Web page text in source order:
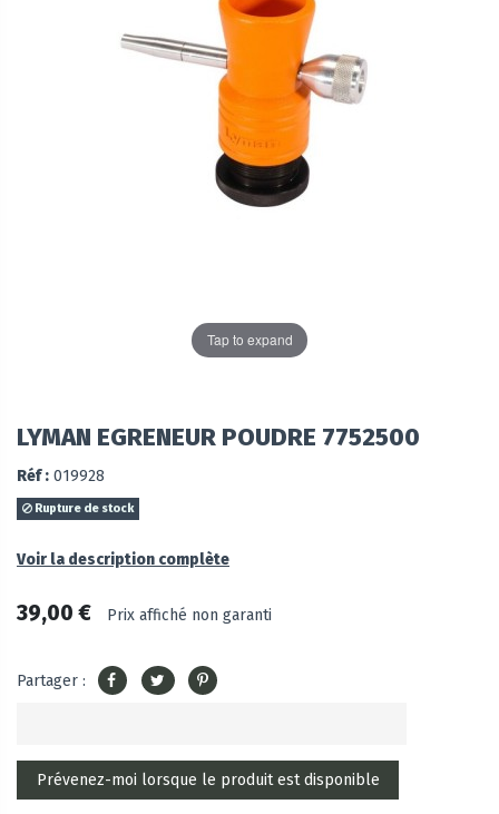
Tap to expand
LYMAN EGRENEUR POUDRE 7752500
Réf : 019928
Rupture de stock
Voir la description complète
39,00 € Prix affiché non garanti
Partager :